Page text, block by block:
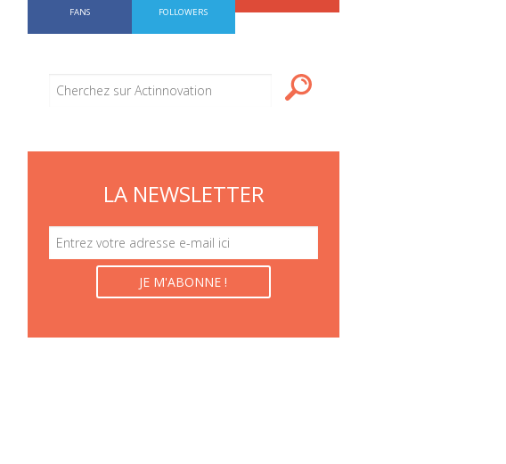
FANS FOLLOWERS
LA NEWSLETTER